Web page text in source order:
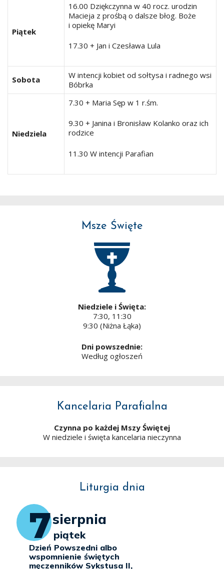
Piątek
16.00 Dziękczynna w 40 rocz. urodzin
Macieja z prośbą o dalsze błog. Boże
i opiekę Maryi
17.30 + Jan i Czesława Lula
Sobota
W intencji kobiet od sołtysa i radnego wsi
Bóbrka
Niedziela
7.30 + Maria Sęp w 1 r.śm.
9.30 + Janina i Bronisław Kolanko oraz ich
rodzice
11.30 W intencji Parafian
Msze Święte
Niedziele i Święta:
7:30, 11:30
9:30 (Niżna Łąka)
Dni powszednie:
Według ogłoszeń
Kancelaria Parafialna
Czynna po każdej Mszy Świętej
W niedziele i święta kancelaria nieczynna
Liturgia dnia